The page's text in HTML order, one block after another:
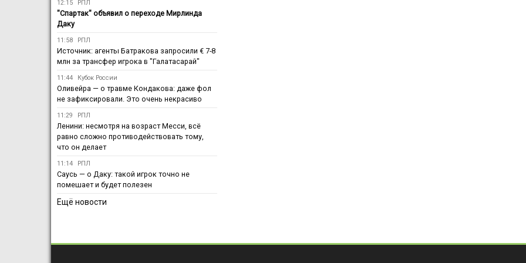
12:15 РПЛ
"Спартак" объявил о переходе Мирлинда
Даку
11:58 РПЛ
Источник: агенты Батракова запросили € 7-8
млн за трансфер игрока в "Галатасарай"
11:44 Кубок России
Оливейра — о травме Кондакова: даже фол
не зафиксировали. Это очень некрасиво
11:29 РПЛ
Ленини: несмотря на возраст Месси, всё
равно сложно противодействовать тому,
что он делает
11:14 РПЛ
Саусь — о Даку: такой игрок точно не
помешает и будет полезен
Ещё новости